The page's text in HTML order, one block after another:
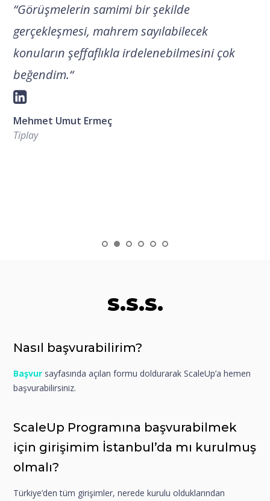
“Görüşmelerin samimi bir şekilde
gerçekleşmesi, mahrem sayılabilecek
konuların şeffaflıkla irdelenebilmesini çok
beğendim.“
Mehmet Umut Ermeç
Tiplay
S.S.S.
Nasıl başvurabilirim?
Başvur sayfasında açılan formu doldurarak ScaleUp’a hemen
başvurabilirsiniz.
ScaleUp Programına başvurabilmek
için girişimim İstanbul’da mı kurulmuş
olmalı?
Türkiye’den tüm girişimler, nerede kurulu olduklarından